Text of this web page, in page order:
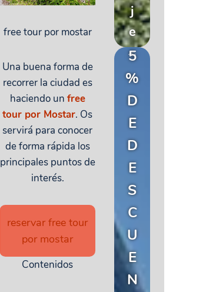
free tour por mostar
Una buena forma de
recorrer la ciudad es
haciendo un free
tour por Mostar. Os
servirá para conocer
de forma rápida los
principales puntos de
interés.
reservar free tour
por mostar
Contenidos
j
e
5
%
D
E
D
E
S
C
U
E
N